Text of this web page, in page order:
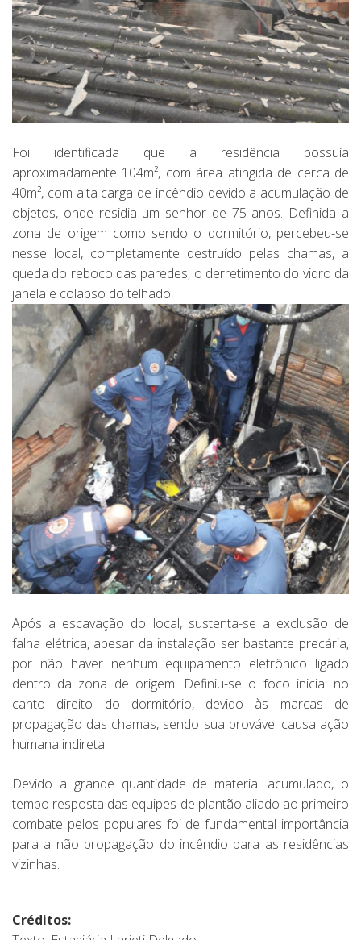
Foi identificada que a residência possuía
aproximadamente 104m², com área atingida de cerca de
40m², com alta carga de incêndio devido a acumulação de
objetos, onde residia um senhor de 75 anos. Definida a
zona de origem como sendo o dormitório, percebeu-se
nesse local, completamente destruído pelas chamas, a
queda do reboco das paredes, o derretimento do vidro da
janela e colapso do telhado.
Após a escavação do local, sustenta-se a exclusão de
falha elétrica, apesar da instalação ser bastante precária,
por não haver nenhum equipamento eletrônico ligado
dentro da zona de origem. Definiu-se o foco inicial no
canto direito do dormitório, devido às marcas de
propagação das chamas, sendo sua provável causa ação
humana indireta.
Devido a grande quantidade de material acumulado, o
tempo resposta das equipes de plantão aliado ao primeiro
combate pelos populares foi de fundamental importância
para a não propagação do incêndio para as residências
vizinhas.
Créditos: